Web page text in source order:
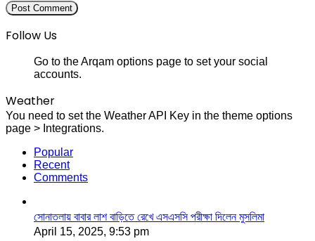
Follow Us
Go to the Arqam options page to set your social
accounts.
Weather
You need to set the Weather API Key in the theme options
page > Integrations.
Popular
Recent
Comments
সোনাতলায় বাবার লাশ বাড়িতে রেখে এসএসসি পরীক্ষা দিলেন মুসলিমা
April 15, 2025, 9:53 pm